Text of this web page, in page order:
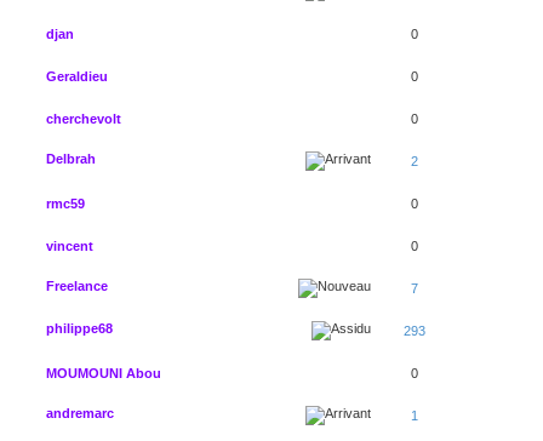
djan 0
Geraldieu 0
cherchevolt 0
Delbrah 2
rmc59 0
vincent 0
Freelance 7
philippe68 293
MOUMOUNI Abou 0
andremarc 1